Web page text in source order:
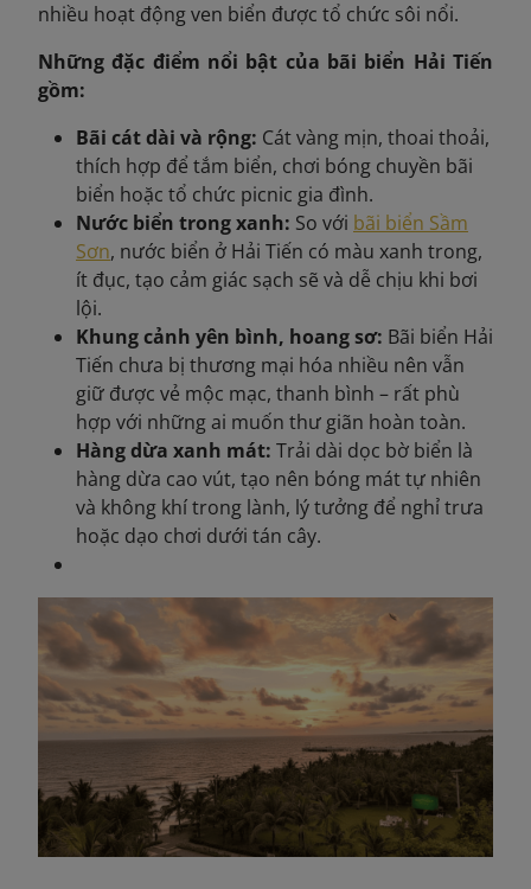
nhiều hoạt động ven biển được tổ chức sôi nổi.
Những đặc điểm nổi bật của bãi biển Hải Tiến
gồm:
Bãi cát dài và rộng: Cát vàng mịn, thoai thoải,
thích hợp để tắm biển, chơi bóng chuyền bãi
biển hoặc tổ chức picnic gia đình.
Nước biển trong xanh: So với bãi biển Sầm
Sơn, nước biển ở Hải Tiến có màu xanh trong,
ít đục, tạo cảm giác sạch sẽ và dễ chịu khi bơi
lội.
Khung cảnh yên bình, hoang sơ: Bãi biển Hải
Tiến chưa bị thương mại hóa nhiều nên vẫn
giữ được vẻ mộc mạc, thanh bình – rất phù
hợp với những ai muốn thư giãn hoàn toàn.
Hàng dừa xanh mát: Trải dài dọc bờ biển là
hàng dừa cao vút, tạo nên bóng mát tự nhiên
và không khí trong lành, lý tưởng để nghỉ trưa
hoặc dạo chơi dưới tán cây.